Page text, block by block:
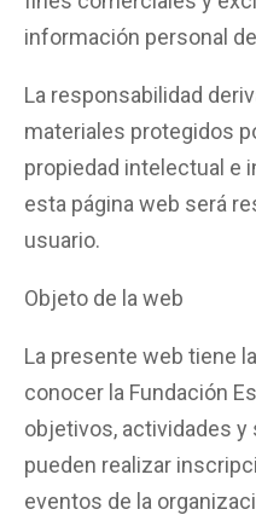
información personal
La responsabilidad
materiales protegidos
propiedad intelectual e
esta página web será
usuario.
Objeto de la web
La presente web tiene
conocer la Fundación
objetivos, actividades
pueden realizar
eventos de la